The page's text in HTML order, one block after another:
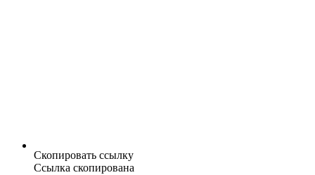
Скопировать ссылку
Ссылка скопирована